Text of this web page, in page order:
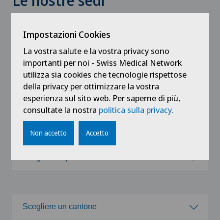
emergenza e 16 centri Swiss-Visio, ci sarà
sicuramente una struttura vicino a lei.
Tutto Ospedali Centri medici
Centri specializzati Centri Swiss Visio
Clinica Ars Medica
Scegliere un cantone
Impostazioni Cookies
La vostra salute e la vostra privacy sono
importanti per noi - Swiss Medical Network
utilizza sia cookies che tecnologie rispettose
della privacy per ottimizzare la vostra
esperienza sul sito web. Per saperne di più,
consultate la nostra politica sulla privacy.
Non accetto Accetto